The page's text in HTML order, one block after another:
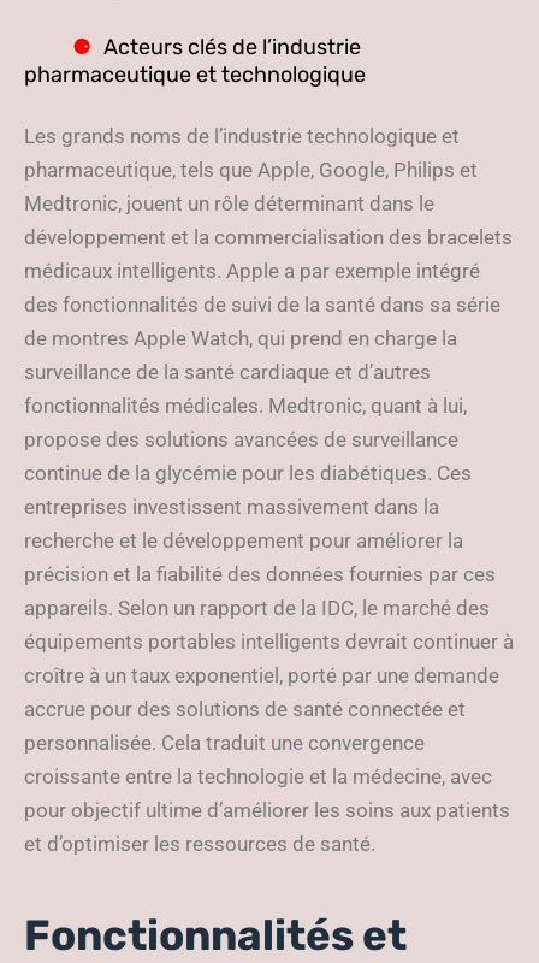
Acteurs clés de l’industrie
pharmaceutique et technologique
Les grands noms de l’industrie technologique et
pharmaceutique, tels que Apple, Google, Philips et
Medtronic, jouent un rôle déterminant dans le
développement et la commercialisation des bracelets
médicaux intelligents. Apple a par exemple intégré
des fonctionnalités de suivi de la santé dans sa série
de montres Apple Watch, qui prend en charge la
surveillance de la santé cardiaque et d’autres
fonctionnalités médicales. Medtronic, quant à lui,
propose des solutions avancées de surveillance
continue de la glycémie pour les diabétiques. Ces
entreprises investissent massivement dans la
recherche et le développement pour améliorer la
précision et la fiabilité des données fournies par ces
appareils. Selon un rapport de la IDC, le marché des
équipements portables intelligents devrait continuer à
croître à un taux exponentiel, porté par une demande
accrue pour des solutions de santé connectée et
personnalisée. Cela traduit une convergence
croissante entre la technologie et la médecine, avec
pour objectif ultime d’améliorer les soins aux patients
et d’optimiser les ressources de santé.
Fonctionnalités et